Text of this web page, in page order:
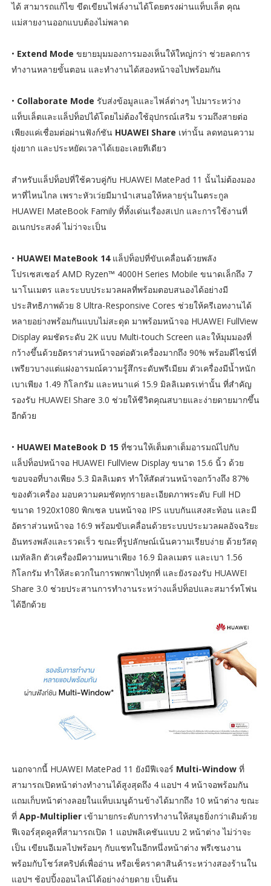
ได้ สามารถแก้ไข ขีดเขียนไฟล์งานได้โดยตรงผ่านแท็บเล็ต คุณ
แม่สายงานออกแบบต้องไม่พลาด
• Extend Mode ขยายมุมมองการมองเห็นให้ใหญ่กว่า ช่วยลดการ
ทำงานหลายขั้นตอน และทำงานได้สองหน้าจอไปพร้อมกัน
• Collaborate Mode รับส่งข้อมูลและไฟล์ต่างๆ ไปมาระหว่าง
แท็บเล็ตและแล็ปท็อปได้โดยไม่ต้องใช้อุปกรณ์เสริม รวมถึงสายต่อ
เพียงแค่เชื่อมต่อผ่านฟังก์ชัน HUAWEI Share เท่านั้น ลดทอนความ
ยุ่งยาก และประหยัดเวลาได้เยอะเลยทีเดียว
สำหรับแล็ปท็อปที่ใช้ควบคู่กับ HUAWEI MatePad 11 นั้นไม่ต้องมอง
หาที่ไหนไกล เพราะหัวเว่ยมีมานำเสนอให้หลายรุ่นในตระกูล
HUAWEI MateBook Family ที่ทั้งเด่นเรื่องสเปก และการใช้งานที่
อเนกประสงค์ ไม่ว่าจะเป็น
• HUAWEI MateBook 14 แล็ปท็อปที่ขับเคลื่อนด้วยพลัง
โปรเซสเซอร์ AMD Ryzen™ 4000H Series Mobile ขนาดเล็กถึง 7
นาโนเมตร และระบบประมวลผลที่พร้อมตอบสนองได้อย่างมี
ประสิทธิภาพด้วย 8 Ultra-Responsive Cores ช่วยให้ครีเอทงานได้
หลายอย่างพร้อมกันแบบไม่สะดุด มาพร้อมหน้าจอ HUAWEI FullView
Display คมชัดระดับ 2K แบบ Multi-touch Screen และให้มุมมองที่
กว้างขึ้นด้วยอัตราส่วนหน้าจอต่อตัวเครื่องมากถึง 90% พร้อมดีไซน์ที่
เพรียวบางแต่แฝงอารมณ์ความรู้สึกระดับพรีเมียม ตัวเครื่องมีน้ำหนัก
เบาเพียง 1.49 กิโลกรัม และหนาแค่ 15.9 มิลลิเมตรเท่านั้น ที่สำคัญ
รองรับ HUAWEI Share 3.0 ช่วยให้ชีวิตคุณสบายและง่ายดายมากขึ้น
อีกด้วย
• HUAWEI MateBook D 15 ที่ชวนให้เต็มตาเต็มอารมณ์ไปกับ
แล็ปท็อปหน้าจอ HUAWEI FullView Display ขนาด 15.6 นิ้ว ด้วย
ขอบจอที่บางเพียง 5.3 มิลลิเมตร ทำให้สัดส่วนหน้าจอกว้างถึง 87%
ของตัวเครื่อง มอบความคมชัดทุกรายละเอียดภาพระดับ Full HD
ขนาด 1920x1080 พิกเซล บนหน้าจอ IPS แบบกันแสงสะท้อน และมี
อัตราส่วนหน้าจอ 16:9 พร้อมขับเคลื่อนด้วยระบบประมวลผลอัจฉริยะ
อันทรงพลังและรวดเร็ว ขณะที่รูปลักษณ์เน้นความเรียบง่าย ด้วยวัสดุ
เมทัลลิก ตัวเครื่องมีความหนาเพียง 16.9 มิลลเมตร และเบา 1.56
กิโลกรัม ทำให้สะดวกในการพกพาไปทุกที่ และยังรองรับ HUAWEI
Share 3.0 ช่วยประสานการทำงานระหว่างแล็ปท็อปและสมาร์ทโฟน
ได้อีกด้วย
นอกจากนี้ HUAWEI MatePad 11 ยังมีฟีเจอร์ Multi-Window ที่
สามารถเปิดหน้าต่างทำงานได้สูงสุดถึง 4 แอปฯ 4 หน้าจอพร้อมกัน
แถมเก็บหน้าต่างลอยในแท็บเมนูด้านข้างได้มากถึง 10 หน้าต่าง ขณะ
ที่ App-Multiplierเข้ามายกระดับการทำงานให้สมูธยิ่งกว่าเดิมด้วย
ฟีเจอร์สุดคูลที่สามารถเปิด 1 แอปพลิเคชันแบบ 2 หน้าต่าง ไม่ว่าจะ
เป็น เขียนอีเมลไปพร้อมๆ กับแชทในอีกหนึ่งหน้าต่าง พรีเซนงาน
พร้อมกับโชว์สคริปต์เพื่ออ่าน หรือเช็คราคาสินค้าระหว่างสองร้านใน
แอปฯ ช้อปปิ้งออนไลน์ได้อย่างง่ายดาย เป็นต้น